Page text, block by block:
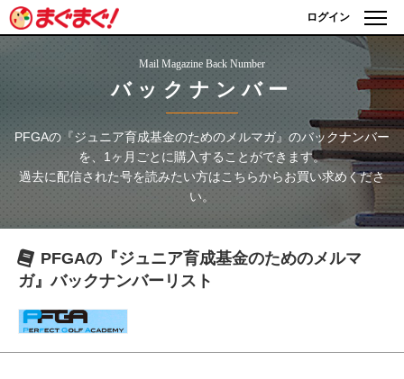
ログイン
Mail Magazine Back Number
バックナンバー
PFGAの『ジュニア育成基金のためのメルマガ』 のバックナンバー
を、1ヶ月ごとに購入することができます。
過去に配信された号を読みたい方はこちらからお買い求めくださ
い。
PFGAの『ジュニア育成基金のためのメルマ
ガ』バックナンバーリスト